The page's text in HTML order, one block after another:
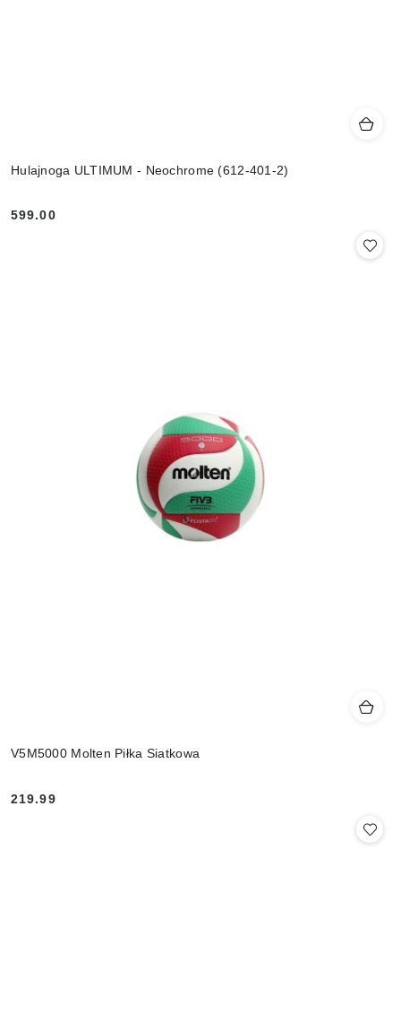
Hulajnoga ULTIMUM - Neochrome (612-401-2)
Cena:
599.00
V5M5000 Molten Piłka Siatkowa
Cena:
219.99